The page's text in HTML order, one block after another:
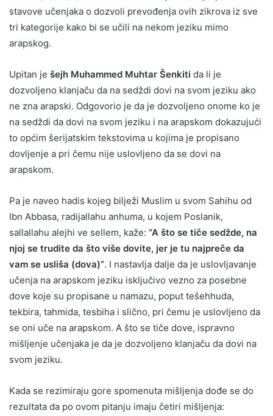
stavove učenjaka o dozvoli prevođenja ovih zikrova iz sve
tri kategorije kako bi se učili na nekom jeziku mimo
arapskog.
Upitan je šejh Muhammed Muhtar Šenkiti da li je
dozvoljeno klanjaču da na sedždi dovi na svom jeziku ako
ne zna arapski. Odgovorio je da je dozvoljeno onome ko je
na sedždi da dovi na svom jeziku i na arapskom dokazujući
to općim šerijatskim tekstovima u kojima je propisano
dovljenje a pri čemu nije uslovljeno da se dovi na
arapskom.
Pa je naveo hadis kojeg bilježi Muslim u svom Sahihu od
Ibn Abbasa, radijallahu anhuma, u kojem Poslanik,
sallallahu alejhi ve sellem, kaže: “A što se tiče sedžde, na
njoj se trudite da što više dovite, jer je tu najpreče da
vam se usliša (dova)”. I nastavlja dalje da je uslovljavanje
učenja na arapskom jeziku isključivo vezno za posebne
dove koje su propisane u namazu, poput tešehhuda,
tekbira, tahmida, tesbiha i slično, pri čemu je uslovljeno da
se oni uče na arapskom. A što se tiče dove, ispravno
mišljenje učenjaka je da je dozvoljeno klanjaču da dovi na
svom jeziku.
Kada se rezimiraju gore spomenuta mišljenja dođe se do
rezultata da po ovom pitanju imaju četiri mišljenja: